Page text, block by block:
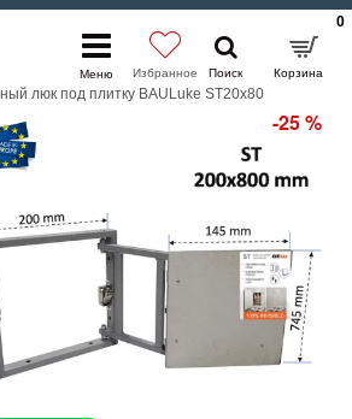
0
люк под плитку BAULuke ST20x80
-25 %